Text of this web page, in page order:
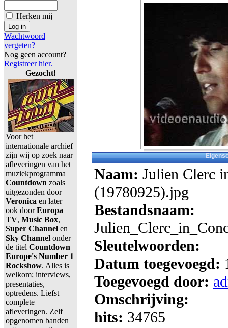
Herken mij
Wachtwoord
vergeten?
Nog geen account?
Registreer hier.
Gezocht!
Voor het
internationale archief
zijn wij op zoek naar
afleveringen van het
muziekprogramma
Countdown zoals
uitgezonden door
Veronica en later
ook doorEuropa
TV, Music Box,
Super Channel en
Sky Channel onder
de titel Countdown
Europe's Number 1
Rockshow. Alles is
welkom; interviews,
presentaties,
optredens. Liefst
complete
afleveringen. Zelf
opgenomen banden
Naam: Julien Clerc
(19780925).jpg
Bestandsnaam:
Sleutelwoorden:
Datum toegevoegd:
Toegevoegd door:
Omschrijving:
hits: 34765